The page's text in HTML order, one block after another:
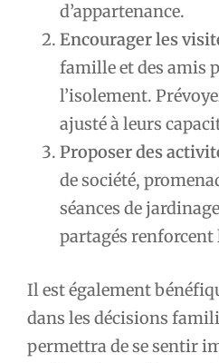
d’appartenance.
Encourager les
famille et des amis
l’isolement.
ajusté à leurs
Proposer des
de société,
séances de
partagés renforcent
Il est également
dans les décisions
permettra de se sentir